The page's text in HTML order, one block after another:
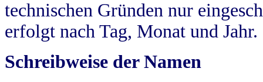
technischen Gründen nur
erfolgt nach Tag, Monat und Jahr.
Schreibweise der Namen